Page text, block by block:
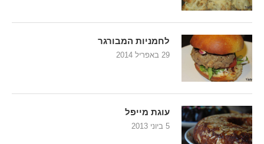
לחמניות המבורגר
29 באפריל 2014
עוגת מייפל
5 ביוני 2013